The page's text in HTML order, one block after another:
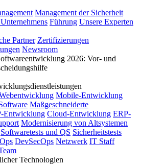
Management der Sicherheit
Führung Unsere Experten
Partner Zertifizierungen
Newsroom
2026: Vor- und
Mobile-Entwicklung
Maßgeschneiderte
Entwicklung Cloud-Entwicklung ERP-
Modernisierung von Altsystemen
Softwaretests und QS Sicherheitstests
DevSecOps Netzwerk IT Staff
Technologien